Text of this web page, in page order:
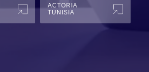
ACTORIA
TUNISIA